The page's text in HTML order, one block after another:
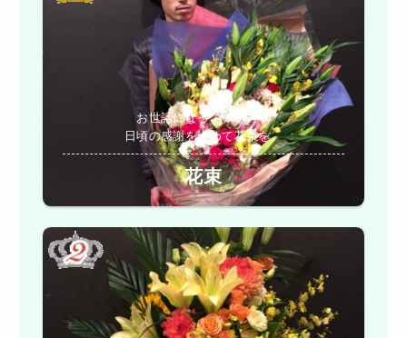
お世話になっている方へ
日頃の感謝を込めて花束を。
花束